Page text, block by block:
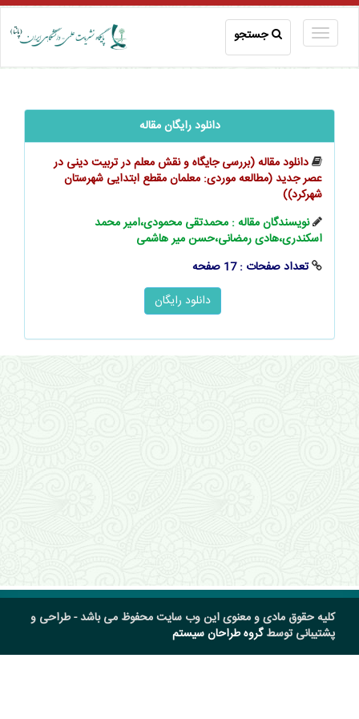
جستجو
دانلود رایگان مقاله
دانلود مقاله (بررسی جایگاه و نقش معلم در تربیت دینی در
عصر جدید (مطالعه موردی: معلمان مقطع ابتدایی شهرستان
شهرکرد))
نویسندگان مقاله : محمدتقی محمودی،امیر محمد
اسکندری،هادی رمضانی،حسن میر هاشمی
تعداد صفحات : 17 صفحه
کلیه حقوق مادی و معنوی این وب سایت محفوظ می باشد - طراحی و
پشتیبانی توسطگروه طراحان سیستم